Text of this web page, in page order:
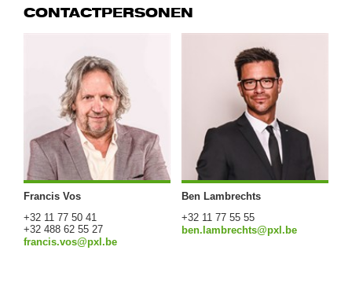
CONTACTPERSONEN
Francis Vos
+32 11 77 50 41
+32 488 62 55 27
francis.vos@pxl.be
Ben Lambrechts
+32 11 77 55 55
ben.lambrechts@pxl.be